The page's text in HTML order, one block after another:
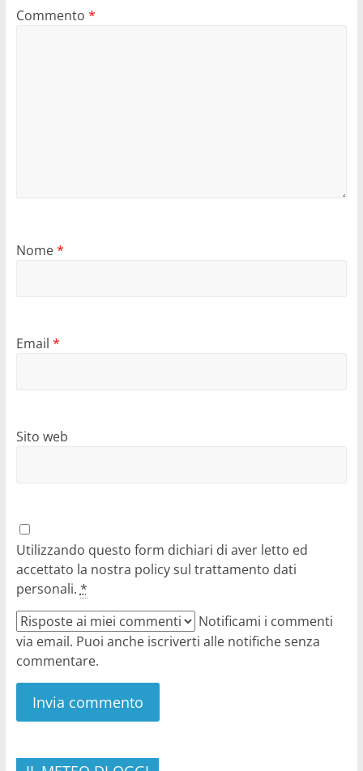
Commento *
Nome*
Email *
Sito web
Utilizzando questo form dichiari di aver letto ed
accettato la nostra policy sul trattamento dati
personali. *
Notificami i commenti
via email. Puoi anche iscriverti alle notifiche senza
commentare.